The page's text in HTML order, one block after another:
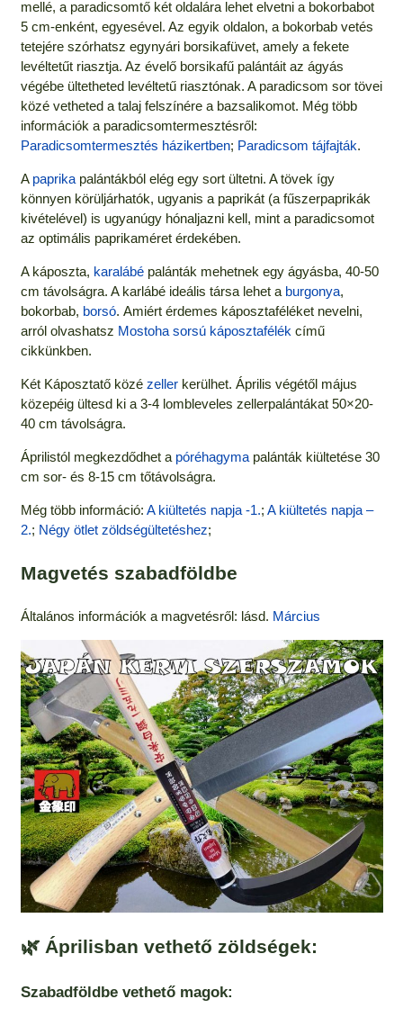
mellé, a paradicsomtő két oldalára lehet elvetni a bokorbabot
5 cm-enként, egyesével. Az egyik oldalon, a bokorbab vetés
tetejére szórhatsz egynyári borsikafüvet, amely a fekete
levéltetűt riasztja. Az évelő borsikafű palántáit az ágyás
végébe ültetheted levéltetű riasztónak. A paradicsom sor tövei
közé vetheted a talaj felszínére a bazsalikomot. Még több
információk a paradicsomtermesztésről:
Paradicsomtermesztés házikertben; Paradicsom tájfajták.
A paprikapalántákból elég egy sort ültetni. A tövek így
könnyen körüljárhatók, ugyanis a paprikát (a fűszerpaprikák
kivételével) is ugyanúgy hónaljazni kell, mint a paradicsomot
az optimális paprikaméret érdekében.
A káposzta, karalábépalánták mehetnek egy ágyásba, 40-50
cm távolságra. A karlábé ideális társa lehet a burgonya,
bokorbab, borsó. Amiért érdemes káposztaféléket nevelni,
arról olvashatsz Mostoha sorsú káposztafélék című
cikkünkben.
Két Káposztatő közé zellerkerülhet. Április végétől május
közepéig ültesd ki a 3-4 lombleveles zellerpalántákat 50×20-
40 cm távolságra.
Áprilistól megkezdődhet a póréhagymapalánták kiültetése 30
cm sor- és 8-15 cm tőtávolságra.
Még több információ: A kiültetés napja -1.; A kiültetés napja –
2.; Négy ötlet zöldségültetéshez;
Magvetés szabadföldbe
Általános információk a magvetésről: lásd. Március
🌿 Áprilisban vethető zöldségek:
Szabadföldbe vethető magok: